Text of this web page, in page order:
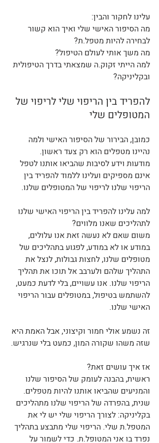
עלינו לחקור והבין:
מה הסיפור האישי שלי ואיך הוא קשור
לבחירה להיות מטפל.ת?
מה משך אותי לעולם הטיפול?
למה הייתי זקוק.ה שמצאתי בדרך הטיפולית
ובקליניקה?
להפריד בין הריפוי שלי לריפוי של
המטופלים שלי
כמובן, הבירור של הסיפור האישי ולמה
נהיינו מטפלים הוא רק צעד ראשון.
מודעות וידע לסיבות שהביאו אותנו לטפל
אינם מספיקים ועלינו ללמוד להפריד בין
הריפוי שלנו לריפוי של המטופלים שלנו.
למה עלינו להפריד בין הריפוי האישי שלנו
לתהליכים שאנו מלווים?
משום שאם לא נעשה זאת אנו עלולים,
במודע או לא במודע, לפגוע בתהליכים של
מטופלים שלנו, לחצות גבולות, לנצל את
התהליך שלהם ולערבב אל תוכו את תהליך
הריפוי שלנו. אנו עשויים, בלי לדעת כמעט,
להשתמש בטיפול, במטופלים עבור הריפוי
האישי שלנו.
זה נשמע אולי חמור וקיצוני, אבל האמת היא
שזה משהו שקורה המון, כמעט בלי שנרגיש.
אז איך עושים זאת?
ראשית, בהבנה לעומק של הסיפור שלנו
והמניעים שהביאו אותנו להיות מטפלים.
שנית, בהפרדה של הריפוי שלנו מתהליכים
בקליניקה: לצורך הריפוי שלי יש לי את
המטפל.ת שלי. הריפוי שלי מתבצע בתהליך
נפרד בו אני המטופל.ת. כדי לשמור על